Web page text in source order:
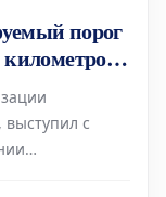
порог
с